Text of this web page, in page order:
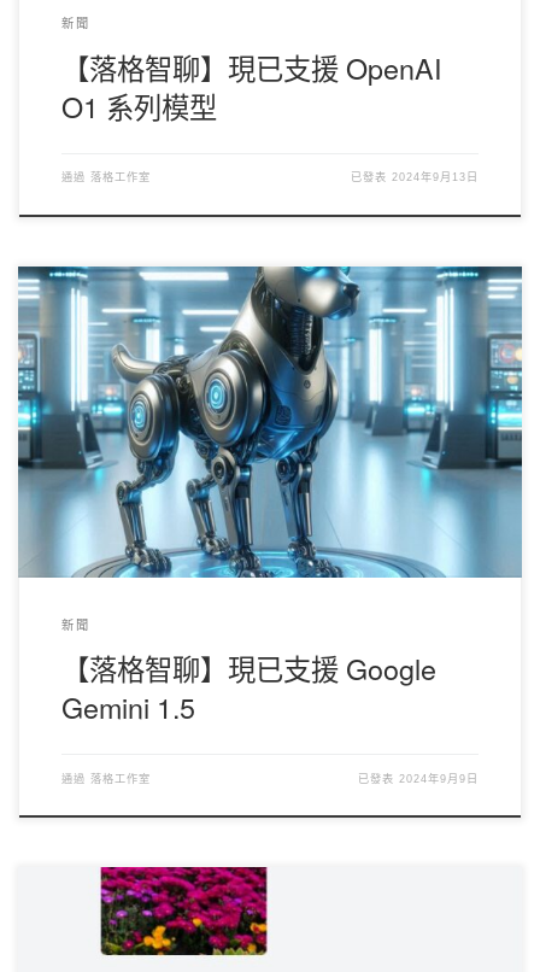
和 [crayon-6a79b14278944870099798-i/
crayon-6a79b14278946491253528-i/] 功能，開啟會返回錯誤； 模
型不支援 [crayon-6a79b14278948977189664-i/
] 功能，相關參數會
被丟棄； 其他模型不支援的功能，相關參數都會被丟棄； […]
新聞
【落格智聊】現已支援 OpenAI
O1 系列模型
通過 落格工作室 已發表2024年9月13日
現在你可以在落格智聊用戶端（www.chatai.lol）使用谷歌的
Gemini 1.5 了...... 儘管我們之前其實就已經支援了該模型，但由於
一些技術限制，模型回應並不是很穩定，現在，我們解決了技術難
題，Gemini 模型變得可用了！ 谷歌的 Gemini 模型雖然智力上比
GPT-4o 要差一些，但勝在價格便宜，且上下文窗口高達百萬級
token！ 定價 我們對現有的 Gemini 1.5 flash 定價進行了一定的調
整（降價！ ），輸入從 0.05 降低至 0.003， 輸出從 0.08 降低至
0.009！ 現在我們也加入了 Gemini 1.5 pro 的支援，輸入 0.005，
輸出 0.015. API 遺憾的是，目前我們的 API 依舊只能支援
OpenAI 和 Anthropic 模型，並不能支援谷歌的模型，而且，返回
格式統一都是 OpenAI 格式。
新聞
【落格智聊】現已支援 Google
Gemini 1.5
通過 落格工作室 已發表 2024年9月9日
落格智聊現已支持視覺模型！ 支援的模型包括 Claude 3 Haiku，
Claude 3 Sonnet， Claude 3 Opus 以及 GPT-4o （其中對於
GPT-4o 還支持設定圖片清晰度等級高或者低。） 各個平臺用戶端